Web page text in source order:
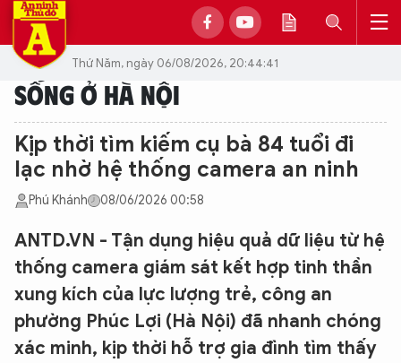
Thứ Năm, ngày 06/08/2026, 20:44:41
SỐNG Ở HÀ NỘI
Kịp thời tìm kiếm cụ bà 84 tuổi đi
lạc nhờ hệ thống camera an ninh
Phú Khánh 08/06/2026 00:58
ANTD.VN - Tận dụng hiệu quả dữ liệu từ hệ
thống camera giám sát kết hợp tinh thần
xung kích của lực lượng trẻ, công an
phường Phúc Lợi (Hà Nội) đã nhanh chóng
xác minh, kịp thời hỗ trợ gia đình tìm thấy